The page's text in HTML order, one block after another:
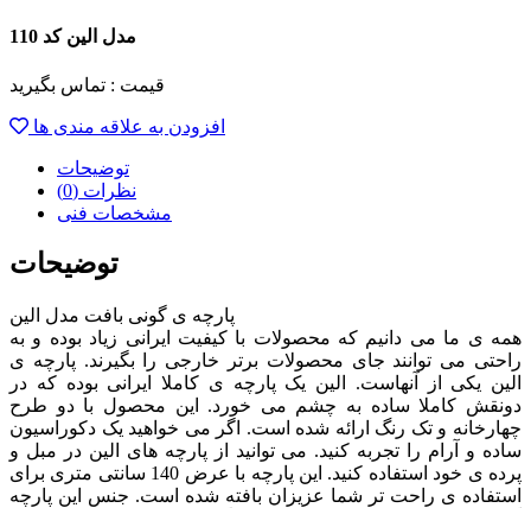
مدل الین کد 110
قیمت : تماس بگیرید
افزودن به علاقه مندی ها
توضیحات
نظرات (0)
مشخصات فنی
توضیحات
پارچه ی گونی بافت مدل الین
همه ی ما می دانیم که محصولات با کیفیت ایرانی زیاد بوده و به
راحتی می توانند جای محصولات برتر خارجی را بگیرند. پارچه ی
الین یکی از آنهاست. الین یک پارچه ی کاملا ایرانی بوده که در
دونقش کاملا ساده به چشم می خورد. این محصول با دو طرح
چهارخانه و تک رنگ ارائه شده است. اگر می خواهید یک دکوراسیون
ساده و آرام را تجربه کنید. می توانید از پارچه های الین در مبل و
پرده ی خود استفاده کنید. این پارچه با عرض 140 سانتی متری برای
استفاده ی راحت تر شما عزیزان بافته شده است. جنس این پارچه